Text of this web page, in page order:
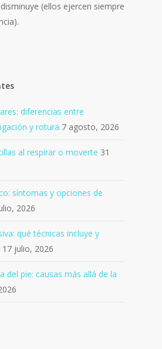
(ellos ejercen siempre
diferencias entre
y rotura 7 agosto, 2026
al respirar o moverte 31
síntomas y opciones de
2026
qué técnicas incluye y
17 julio, 2026
del pie: causas más allá de la